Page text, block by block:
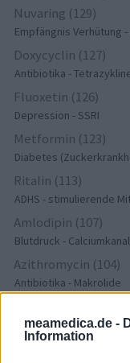
meamedica.de -
Information
Nuvaring (129)
Empfängnis Verhütung
Doxycyclin (127)
Antibiotika -
Fluoxetin (126)
Depression - SSRI
Metformin (123)
Diabetes
Ritalin (113)
ADHS - stimulierende
Amlodipin (107)
Blutdruck -
Azithromycin (104)
Antibiotika - Makrolide
Magen -